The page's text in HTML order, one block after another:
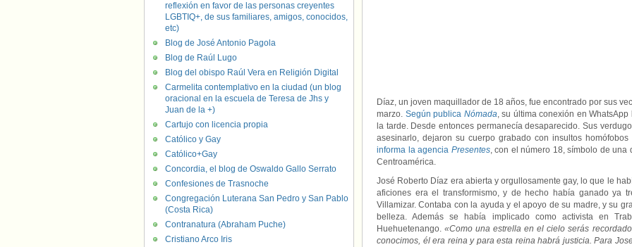
Díaz, un joven maquillador de 18 años, fue encontrado por sus
marzo. Según publica Nómada, su última conexión en
la tarde. Desde entonces permanecía desaparecido. Sus
asesinarlo, dejaron su cuerpo grabado con insultos homófobos
informa la agencia Presentes, con el número 18, símbolo de una
Centroamérica.
José Roberto Díaz era abierta y orgullosamente gay, lo que le
aficiones era el transformismo, y de hecho había ganado ya
Villamizar. Contaba con la ayuda y el apoyo de su madre, y su
belleza. Además se había implicado como activista en
Huehuetenango.«Como una estrella en el cielo serás
conocimos, él era reina y para esta reina habrá justicia. Para
reflexión en favor de las personas creyentes
LGBTIQ+, de sus familiares, amigos, conocidos,
etc)
Blog de José Antonio Pagola
Blog de Raúl Lugo
Blog del obispo Raúl Vera en Religión Digital
Carmelita contemplativo en la ciudad (un blog
oracional en la escuela de Teresa de Jhs y
Juan de la +)
Cartujo con licencia propia
Católico y Gay
Católico+Gay
Concordia, el blog de Oswaldo Gallo Serrato
Confesiones de Trasnoche
Congregación Luterana San Pedro y San Pablo
(Costa Rica)
Contranatura (Abraham Puche)
Cristiano Arco Iris